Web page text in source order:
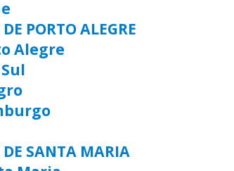
PORTO ALEGRE
Alegre
DE SANTA MARIA